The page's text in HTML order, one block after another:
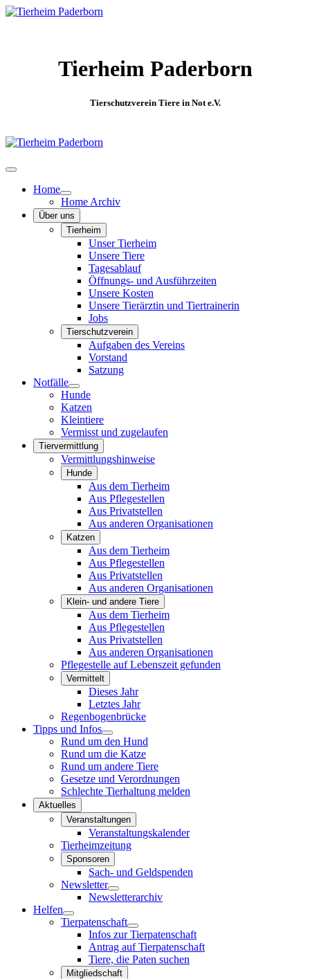
Tierheim Paderborn
Tierschutzverein Tiere in Not e.V.
Home
Home Archiv
Über uns
Tierheim
Unser Tierheim
Unsere Tiere
Tagesablauf
Öffnungs- und Ausführzeiten
Unsere Kosten
Unsere Tierärztin und Tiertrainerin
Jobs
Tierschutzverein
Aufgaben des Vereins
Vorstand
Satzung
Notfälle
Hunde
Katzen
Kleintiere
Vermisst und zugelaufen
Tiervermittlung
Vermittlungshinweise
Hunde
Aus dem Tierheim
Aus Pflegestellen
Aus Privatstellen
Aus anderen Organisationen
Katzen
Aus dem Tierheim
Aus Pflegestellen
Aus Privatstellen
Aus anderen Organisationen
Klein- und andere Tiere
Aus dem Tierheim
Aus Pflegestellen
Aus Privatstellen
Aus anderen Organisationen
Pflegestelle auf Lebenszeit gefunden
Vermittelt
Dieses Jahr
Letztes Jahr
Regenbogenbrücke
Tipps und Infos
Rund um den Hund
Rund um die Katze
Rund um andere Tiere
Gesetze und Verordnungen
Schlechte Tierhaltung melden
Aktuelles
Veranstaltungen
Veranstaltungskalender
Tierheimzeitung
Sponsoren
Sach- und Geldspenden
Newsletter
Newsletterarchiv
Helfen
Tierpatenschaft
Infos zur Tierpatenschaft
Antrag auf Tierpatenschaft
Tiere, die Paten suchen
Mitgliedschaft